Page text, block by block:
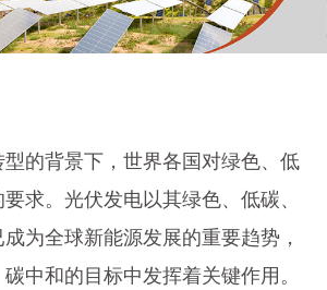
的背景下，世界各国对绿色、低
求。光伏发电以其绿色、低碳、
为全球新能源发展的重要趋势，
中和的目标中发挥着关键作用。